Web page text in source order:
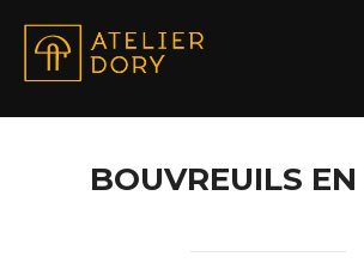
BOUVREUILS EN